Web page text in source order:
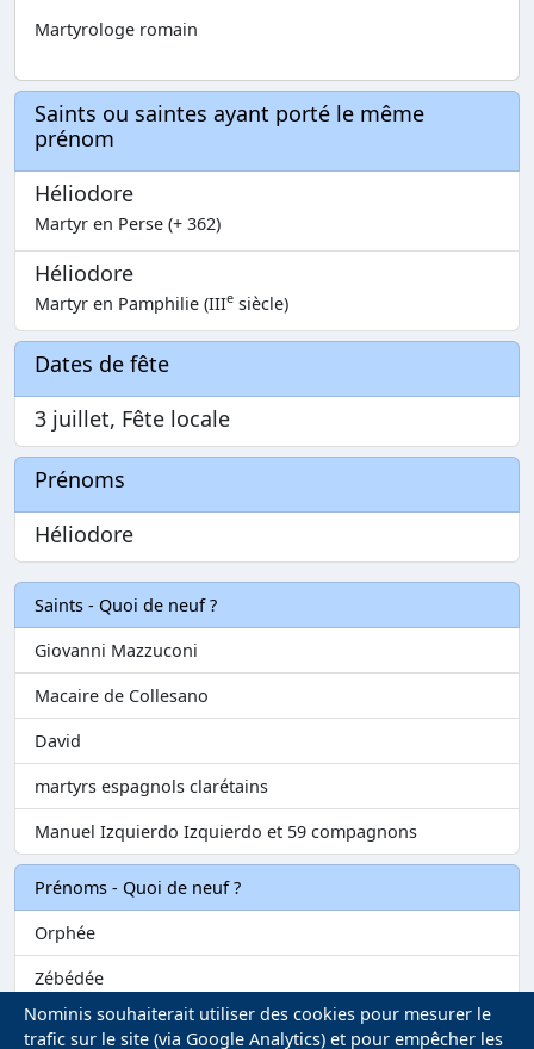
Martyrologe romain
Saints ou saintes ayant porté le même
prénom
Héliodore
Martyr en Perse (+ 362)
Héliodore
Martyr en Pamphilie (IIIe siècle)
Dates de fête
3 juillet, Fête locale
Prénoms
Héliodore
Saints - Quoi de neuf ?
Giovanni Mazzuconi
Macaire de Collesano
David
martyrs espagnols clarétains
Manuel Izquierdo Izquierdo et 59 compagnons
Prénoms - Quoi de neuf ?
Orphée
Zébédée
Melvil
Nominis souhaiterait utiliser des cookies pour mesurer le
trafic sur le site (via Google Analytics) et pour empêcher les